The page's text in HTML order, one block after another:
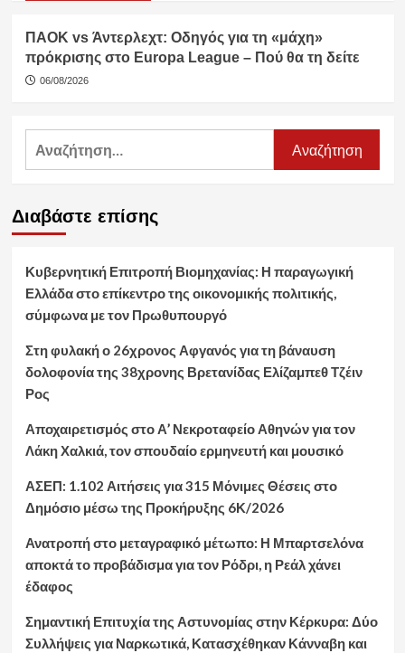
ΠΑΟΚ vs Άντερλεχτ: Οδηγός για τη «μάχη»
πρόκρισης στο Europa League – Πού θα τη δείτε
06/08/2026
Αναζήτηση
Διαβάστε επίσης
Κυβερνητική Επιτροπή Βιομηχανίας: Η παραγωγική
Ελλάδα στο επίκεντρο της οικονομικής πολιτικής,
σύμφωνα με τον Πρωθυπουργό
Στη φυλακή ο 26χρονος Αφγανός για τη βάναυση
δολοφονία της 38χρονης Βρετανίδας Ελίζαμπεθ Τζέιν
Ρος
Αποχαιρετισμός στο Α’ Νεκροταφείο Αθηνών για τον
Λάκη Χαλκιά, τον σπουδαίο ερμηνευτή και μουσικό
ΑΣΕΠ: 1.102 Αιτήσεις για 315 Μόνιμες Θέσεις στο
Δημόσιο μέσω της Προκήρυξης 6Κ/2026
Ανατροπή στο μεταγραφικό μέτωπο: Η Μπαρτσελόνα
αποκτά το προβάδισμα για τον Ρόδρι, η Ρεάλ χάνει
έδαφος
Σημαντική Επιτυχία της Αστυνομίας στην Κέρκυρα: Δύο
Συλλήψεις για Ναρκωτικά, Κατασχέθηκαν Κάνναβη και